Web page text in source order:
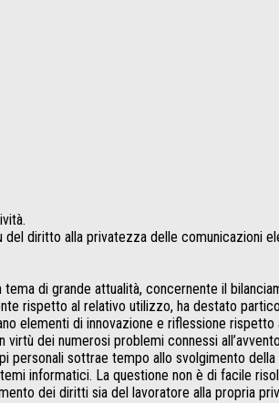
diritto alla privatezza delle comunicazioni
di grande attualità, concernente il
rispetto al relativo utilizzo, ha destato
elementi di innovazione e riflessione
dei numerosi problemi connessi
personali sottrae tempo allo svolgimento
informatici. La questione non è di facile
dei diritti sia del lavoratore alla propria